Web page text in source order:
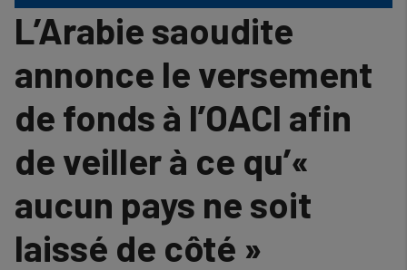
L’Arabie saoudite
annonce le versement
de fonds à l’OACI afin
de veiller à ce qu’«
aucun pays ne soit
laissé de côté »